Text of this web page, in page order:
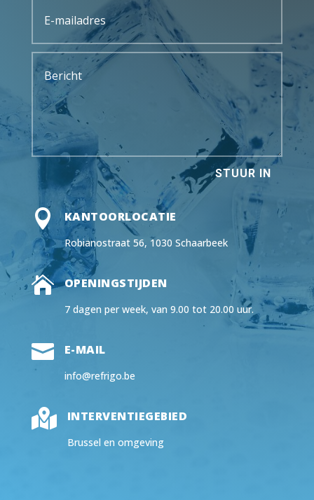
STUUR IN
 KANTOORLOCATIE
Robianostraat 56, 1030 Schaarbeek
 OPENINGSTIJDEN
7 dagen per week, van 9.00 tot 20.00 uur.
 E-MAIL
info@refrigo.be
 INTERVENTIEGEBIED
Brussel en omgeving